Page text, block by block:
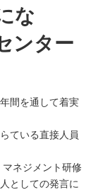
な
ンター
間を通して着実
ている直接人員
ネジメント研修
としての発言に